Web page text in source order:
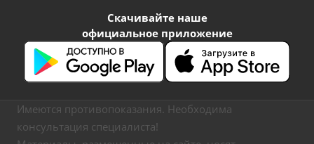
Скачивайте наше
официальное приложение
Имеются противопоказания. Необходима
консультация специалиста!